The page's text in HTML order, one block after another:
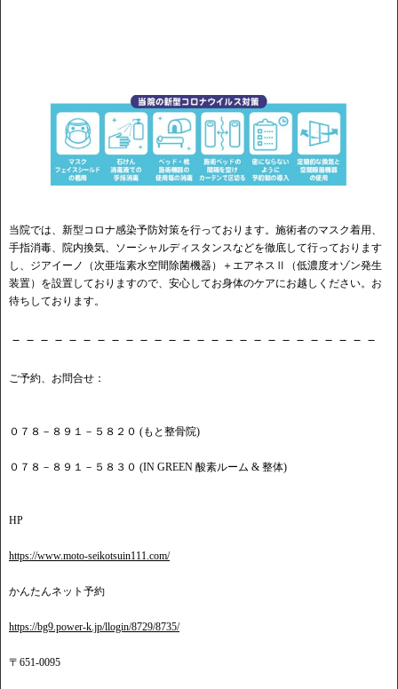
当院では、新型コロナ感染予防対策を行っております。施術者のマスク着用、
手指消毒、院内換気、ソーシャルディスタンスなどを徹底して行っております
し、ジアイーノ（次亜塩素水空間除菌機器）＋エアネスⅡ（低濃度オゾン発生
装置）を設置しておりますので、安心してお身体のケアにお越しください。お
待ちしております。
－－－－－－－－－－－－－－－－－－－－－－－－－－
ご予約、お問合せ：
０７８－８９１－５８２０ (もと整骨院)
０７８－８９１－５８３０ (IN GREEN 酸素ルーム & 整体)
HP
https://www.moto-seikotsuin111.com/
かんたんネット予約
https://bg9.power-k.jp/llogin/8729/8735/
〒651-0095